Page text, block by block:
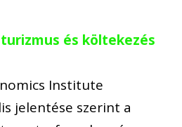
és költekezés
Institute
jelentése szerint a